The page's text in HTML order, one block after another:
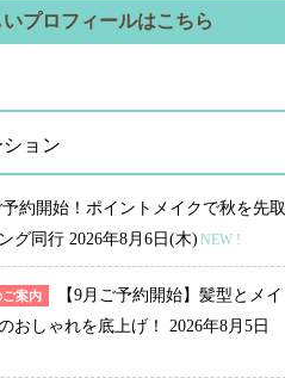
プロフィールはこちら
ョン
約開始！ポイントメイクで秋を先取
グ同行 2026年8月6日(木) NEW !
ご案内
【9月ご予約開始】髪型とメイ
おしゃれを底上げ！ 2026年8月5日